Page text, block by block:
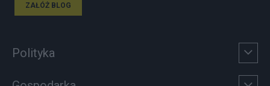
ZAŁÓŻ BLOG
Polityka